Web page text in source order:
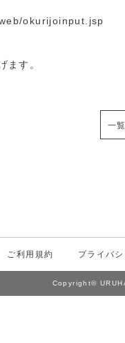
okurijoinput.jsp
ます。
一
ご利用規約 プライバ
Copyright©